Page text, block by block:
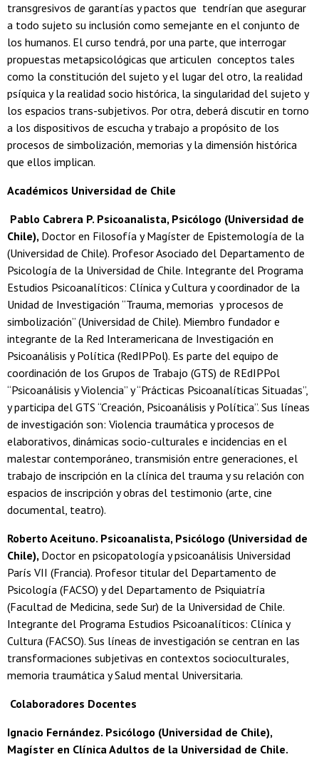
transgresivos de garantías y pactos que tendrían que asegurar
a todo sujeto su inclusión como semejante en el conjunto de
los humanos. El curso tendrá, por una parte, que interrogar
propuestas metapsicológicas que articulen conceptos tales
como la constitución del sujeto y el lugar del otro, la realidad
psíquica y la realidad socio histórica, la singularidad del sujeto y
los espacios trans-subjetivos. Por otra, deberá discutir en torno
a los dispositivos de escucha y trabajo a propósito de los
procesos de simbolización, memorias y la dimensión histórica
que ellos implican.
Académicos Universidad de Chile
Pablo Cabrera P. Psicoanalista, Psicólogo (Universidad de
Chile), Doctor en Filosofía y Magíster de Epistemología de la
(Universidad de Chile). Profesor Asociado del Departamento de
Psicología de la Universidad de Chile. Integrante del Programa
Estudios Psicoanalíticos: Clínica y Cultura y coordinador de la
Unidad de Investigación “Trauma, memorias y procesos de
simbolización” (Universidad de Chile). Miembro fundador e
integrante de la Red Interamericana de Investigación en
Psicoanálisis y Política (RedIPPol). Es parte del equipo de
coordinación de los Grupos de Trabajo (GTS) de REdIPPol
“Psicoanálisis y Violencia” y “Prácticas Psicoanalíticas Situadas”,
y participa del GTS “Creación, Psicoanálisis y Política”. Sus líneas
de investigación son: Violencia traumática y procesos de
elaborativos, dinámicas socio-culturales e incidencias en el
malestar contemporáneo, transmisión entre generaciones, el
trabajo de inscripción en la clínica del trauma y su relación con
espacios de inscripción y obras del testimonio (arte, cine
documental, teatro).
Roberto Aceituno. Psicoanalista, Psicólogo (Universidad de
Chile), Doctor en psicopatología y psicoanálisis Universidad
París VII (Francia). Profesor titular del Departamento de
Psicología (FACSO) y del Departamento de Psiquiatría
(Facultad de Medicina, sede Sur) de la Universidad de Chile.
Integrante del Programa Estudios Psicoanalíticos: Clínica y
Cultura (FACSO). Sus líneas de investigación se centran en las
transformaciones subjetivas en contextos socioculturales,
memoria traumática y Salud mental Universitaria.
Colaboradores Docentes
Ignacio Fernández. Psicólogo (Universidad de Chile),
Magíster en Clínica Adultos de la Universidad de Chile.